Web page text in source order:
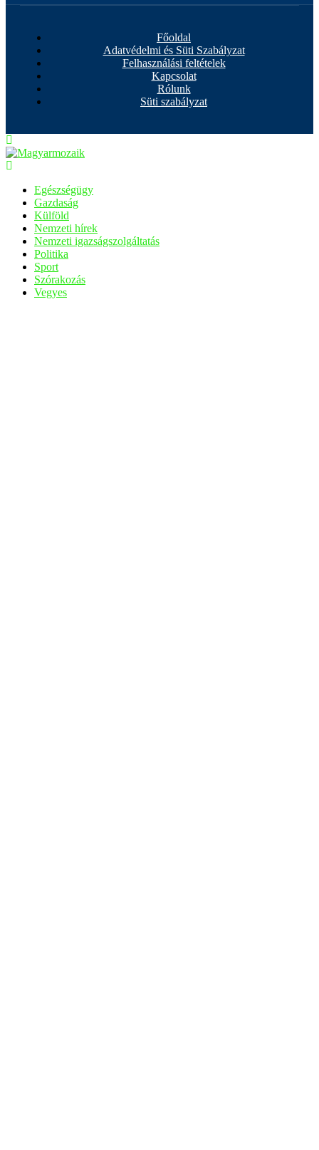
Főoldal
Adatvédelmi és Süti Szabályzat
Felhasználási feltételek
Kapcsolat
Rólunk
Süti szabályzat
Egészségügy
Gazdaság
Külföld
Nemzeti hírek
Nemzeti igazságszolgáltatás
Politika
Sport
Szórakozás
Vegyes